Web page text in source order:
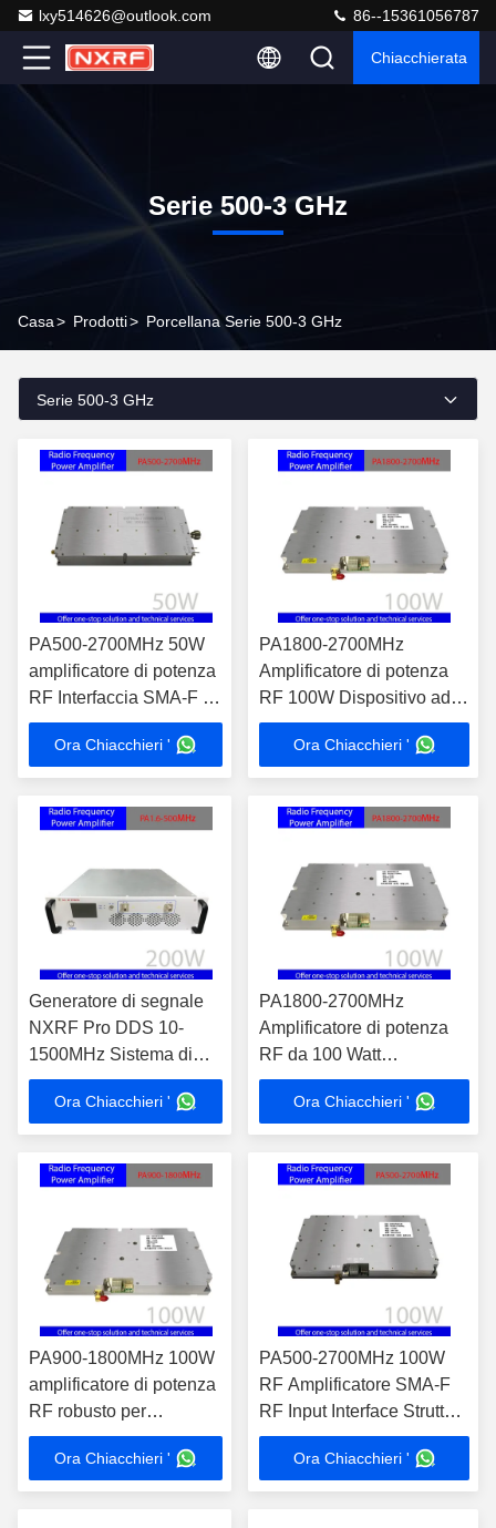
lxy514626@outlook.com 86--15361056787
Chiacchierata
Serie 500-3 GHz
Casa> Prodotti> Porcellana Serie 500-3 GHz
Serie 500-3 GHz
PA500-2700MHz 50W
amplificatore di potenza
RF Interfaccia SMA-F ad
alta integrazione per
ingresso di segnale
flessibile
Ora Chiacchieri '
PA1800-2700MHz
Amplificatore di potenza
RF 100W Dispositivo ad
alta integrazione per test
EMC Amplificazione del
segnale Interfaccia di
ingresso RF SMA-F
Ora Chiacchieri '
Generatore di segnale
NXRF Pro DDS 10-
1500MHz Sistema di
frequenza regolabile
con funzione di standby
Standby attivato dal
comando
Ora Chiacchieri '
PA1800-2700MHz
Amplificatore di potenza
RF da 100 Watt
Dispositivo ad alta
integrazione per test EMC
e amplificazione del
segnale
Ora Chiacchieri '
PA900-1800MHz 100W
amplificatore di potenza
RF robusto per
l'amplificazione del
segnale professionale
Ora Chiacchieri '
PA500-2700MHz 100W
RF Amplificatore SMA-F
RF Input Interface Struttura
compatta
Ora Chiacchieri '